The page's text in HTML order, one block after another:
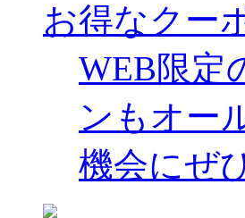
お得なクー
WEB限定
ンもオー
機会にぜ